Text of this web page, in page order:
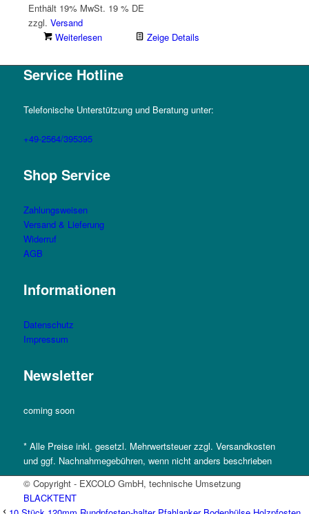
Enthält 19% MwSt. 19 % DE
zzgl. Versand
Weiterlesen
Zeige Details
Service Hotline
Telefonische Unterstützung und Beratung unter:
+49-2564/395395
Shop Service
Zahlungsweisen
Versand & Lieferung
Widerruf
AGB
Informationen
Datenschutz
Impressum
Newsletter
coming soon
* Alle Preise inkl. gesetzl. Mehrwertsteuer zzgl. Versandkosten
und ggf. Nachnahmegebühren, wenn nicht anders beschrieben
© Copyright - EXCOLO GmbH, technische Umsetzung
BLACKTENT